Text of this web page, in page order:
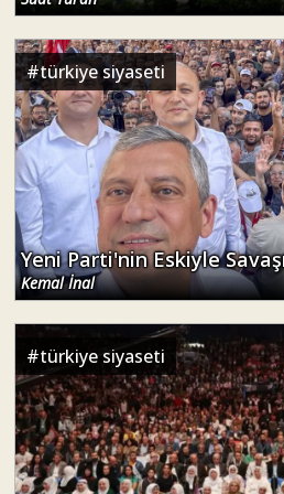
#türkiye siyaseti
Yeni Parti'nin Eskiyle Savaşı
Kemal İnal
#türkiye siyaseti